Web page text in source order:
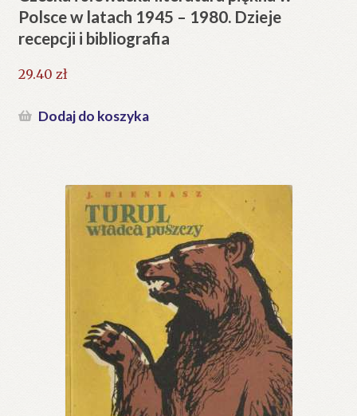
Polsce w latach 1945 – 1980. Dzieje
recepcji i bibliografia
29.40 zł
Dodaj do koszyka